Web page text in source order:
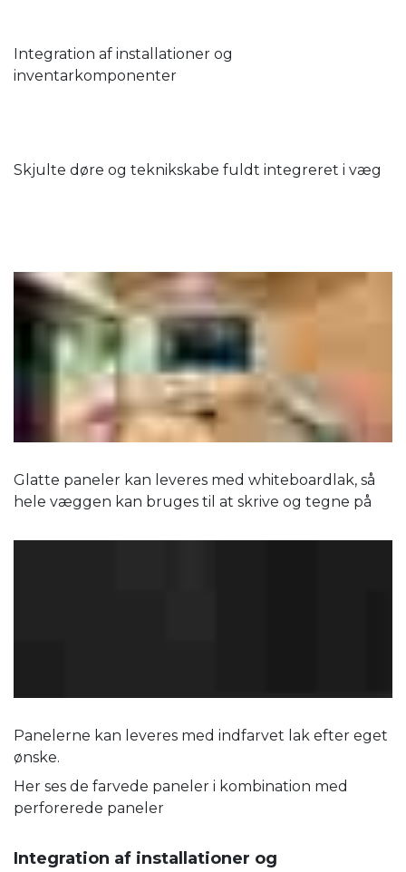
Integration af installationer og
inventarkomponenter
Skjulte døre og teknikskabe fuldt integreret i væg
Glatte paneler kan leveres med whiteboardlak, så
hele væggen kan bruges til at skrive og tegne på
Panelerne kan leveres med indfarvet lak efter eget
ønske.
Her ses de farvede paneler i kombination med
perforerede paneler
Integration af installationer og